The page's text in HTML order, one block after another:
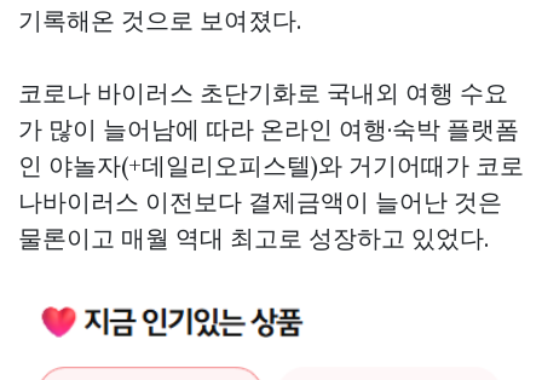
기록해온 것으로 보여졌다.
코로나 바이러스 초단기화로 국내외 여행 수요
가 많이 늘어남에 따라 온라인 여행·숙박 플랫폼
인 야놀자(+데일리오피스텔)와 거기어때가 코로
나바이러스 이전보다 결제금액이 늘어난 것은
물론이고 매월 역대 최고로 성장하고 있었다.